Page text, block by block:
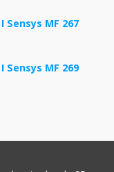
Sensys MF 267
Sensys MF 269